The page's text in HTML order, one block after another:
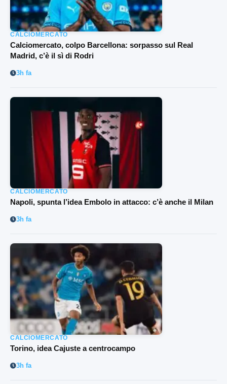
CALCIOMERCATO
Calciomercato, colpo Barcellona: sorpasso sul Real
Madrid, c’è il sì di Rodri
3h fa
CALCIOMERCATO
Napoli, spunta l’idea Embolo in attacco: c’è anche il Milan
3h fa
CALCIOMERCATO
Torino, idea Cajuste a centrocampo
3h fa